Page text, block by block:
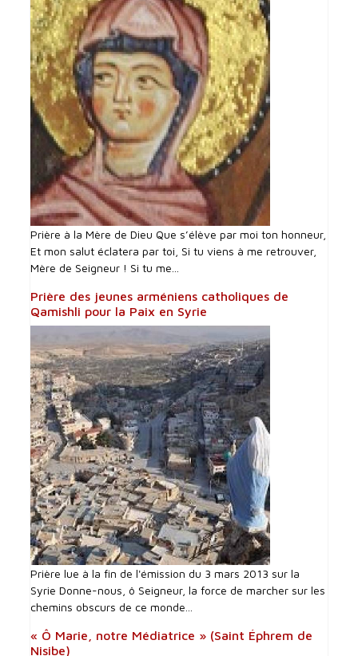
Prière à la Mère de Dieu Que s’élève par moi ton honneur,
Et mon salut éclatera par toi, Si tu viens à me retrouver,
Mère de Seigneur ! Si tu me...
Prière des jeunes arméniens catholiques de
Qamishli pour la Paix en Syrie
Prière lue à la fin de l'émission du 3 mars 2013 sur la
Syrie Donne-nous, ô Seigneur, la force de marcher sur les
chemins obscurs de ce monde...
« Ô Marie, notre Médiatrice » (Saint Éphrem de
Nisibe)